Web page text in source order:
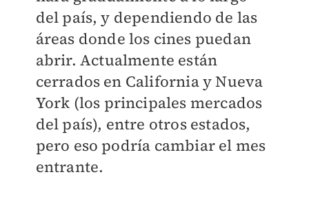
del país, y dependiendo de las
áreas donde los cines puedan
abrir. Actualmente están
cerrados en California y Nueva
York (los principales mercados
del país), entre otros estados,
pero eso podría cambiar el mes
entrante.